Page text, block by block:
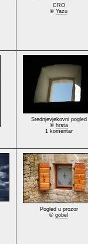
CRO
© Yazu
Srednjevjekovni pogled
© hrsta
1 komentar
Pogled u prozor
© gobel